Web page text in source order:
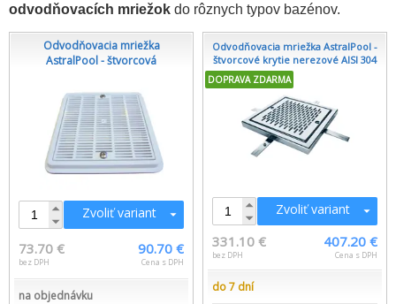
odvodňovacích mriežok do rôznych typov bazénov.
Odvodňovacia mriežka
AstralPool - štvorcová
Zvoliť variant
73.70 €
bez DPH
90.70 €
Cena s DPH
na objednávku
Odvodňovacia mriežka AstralPool -
štvorcové krytie nerezové AISI 304
DOPRAVA ZDARMA
Zvoliť variant
331.10 €
bez DPH
407.20 €
Cena s DPH
do 7 dní